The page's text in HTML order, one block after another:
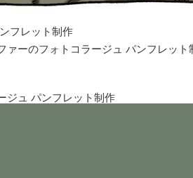
フレット制作
ァーのフォトコラージュ パンフレット
ジュ パンフレット制作